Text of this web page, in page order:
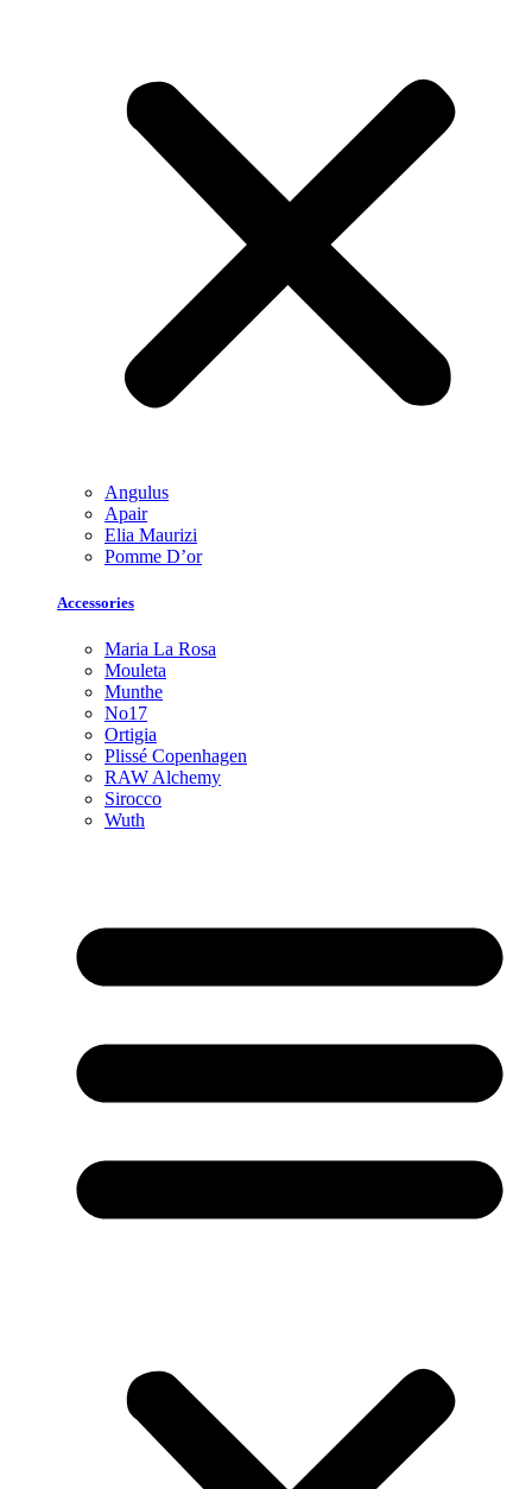
Angulus
Apair
Elia Maurizi
Pomme D’or
Accessories
Maria La Rosa
Mouleta
Munthe
No17
Ortigia
Plissé Copenhagen
RAW Alchemy
Sirocco
Wuth